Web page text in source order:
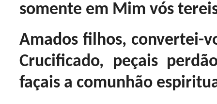
somente em Mim vós
Amados filhos, convertei-
Crucificado, peçais
façais a comunhão